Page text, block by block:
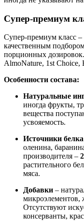
Супер-премиум
Супер-премиум класс
качественным
порционных
AlmoNature, 1st Choice,
Особенности состава:
Натуральные
иногда фрукты,
вещества
усвояемость.
Источники белка
оленина,
производителя –
растительного
мяса.
Добавки –
микроэлементов,
Отсутствуют
консерванты,